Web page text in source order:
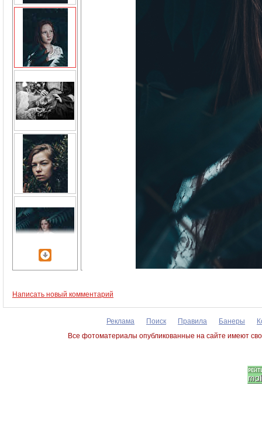
Написать новый комментарий
Реклама Поиск Правила Банеры
Все фотоматериалы опубликованные на сайте имеют